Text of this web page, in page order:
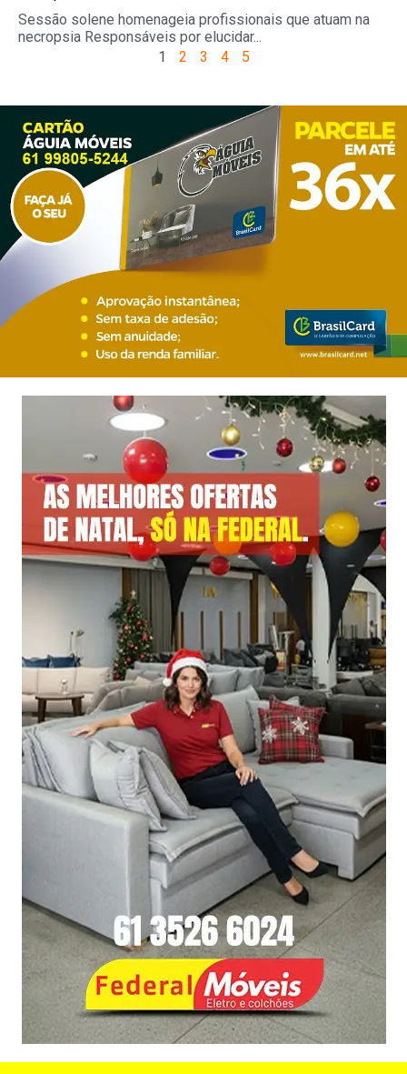
Sessão solene homenageia profissionais que atuam na
necropsia Responsáveis por elucidar...
1
2 3 4 5